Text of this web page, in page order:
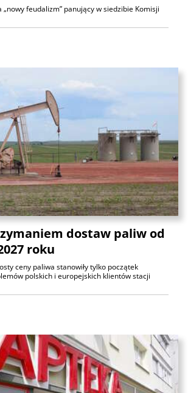
„nowy feudalizm” panujący w siedzibie Komisji
dostaw paliw od
roku
ceny paliwa stanowiły tylko początek
polskich i europejskich klientów stacji